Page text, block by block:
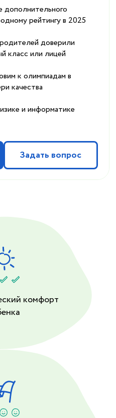
рейтингу в 2025
доверили
класс или лицей
к олимпиадам в
качества
и информатике
Задать вопрос
комфорт